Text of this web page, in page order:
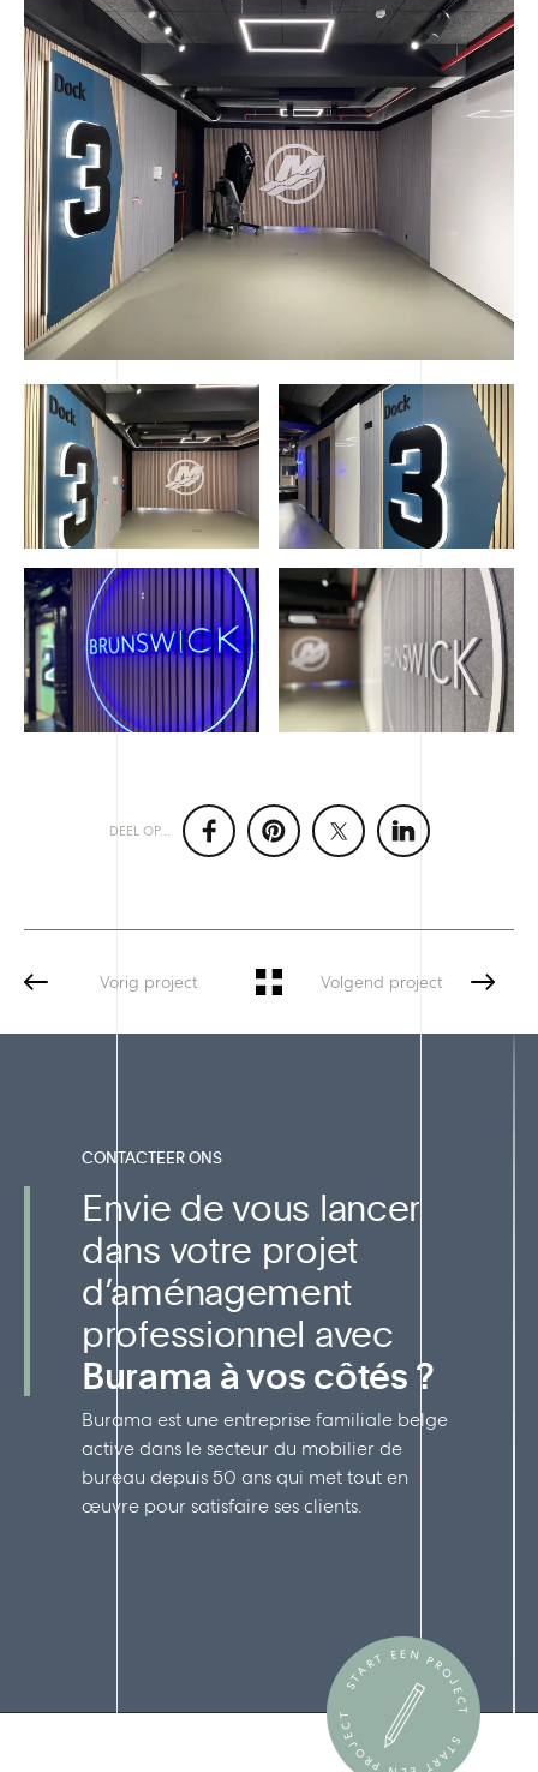
DEEL OP...
Vorig project Volgend project
CONTACTEER ONS
Envie de vous lancer
dans votre projet
d’aménagement
professionnel avec
Burama à vos côtés ?
Burama est une entreprise familiale belge
active dans le secteur du mobilier de
bureau depuis 50 ans qui met tout en
œuvre pour satisfaire ses clients.
START EEN PROJECT
START EEN PROJECT